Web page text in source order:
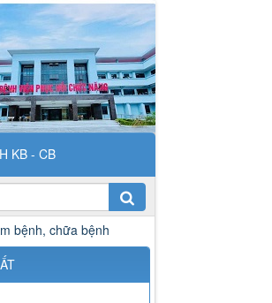
KB - CB
Báo cáo tiếp nhận học viên thực hành khám